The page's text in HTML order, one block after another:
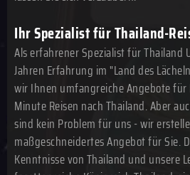
Ihr Spezialist für Thailand-
Als erfahrener Spezialist für Thailand
Jahren Erfahrung im "Land des
wir Ihnen umfangreiche Angebote für
Minute Reisen nach Thailand. Aber
sind kein Problem für uns - wir
maßgeschneidertes Angebot für Sie.
Kenntnisse von Thailand und unsere